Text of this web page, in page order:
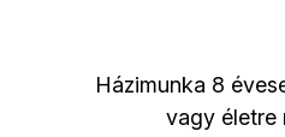
Házimunka 8
vagy életre